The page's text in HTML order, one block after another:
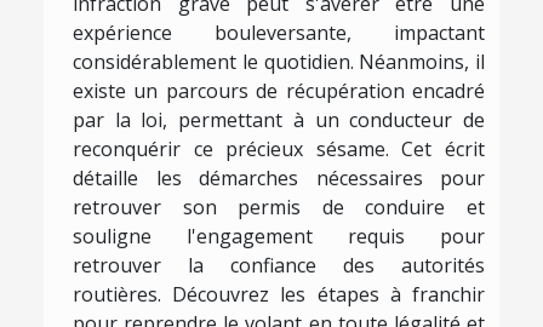
expérience bouleversante, impactant
considérablement le quotidien. Néanmoins, il
existe un parcours de récupération encadré
par la loi, permettant à un conducteur de
reconquérir ce précieux sésame. Cet écrit
détaille les démarches nécessaires pour
retrouver son permis de conduire et
souligne l'engagement requis pour
retrouver la confiance des autorités
routières. Découvrez les étapes à franchir